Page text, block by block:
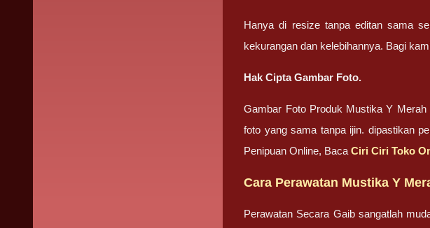
Hanya di resize tanpa editan sama
kekurangan dan kelebihannya. Bagi
Hak Cipta Gambar Foto.
Gambar Foto Produk Mustika Y
foto yang sama tanpa ijin. dipastikan
Penipuan Online, BacaCiri Ciri Toko
Cara Perawatan Mustika Y
Perawatan Secara Gaib sangatlah